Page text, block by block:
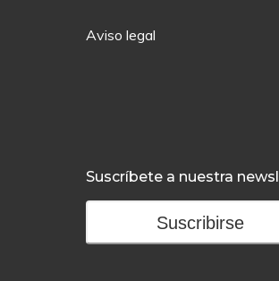
Aviso legal
Suscríbete a nuestra
Suscribirse